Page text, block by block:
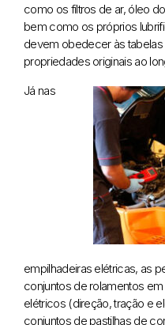
como os filtros de ar, óleo
bem como os próprios
devem obedecer às
propriedades originais ao
Já nas
empilhadeiras elétricas, as
conjuntos de rolamentos
elétricos (direção, tração e
conjuntos de pastilhas de